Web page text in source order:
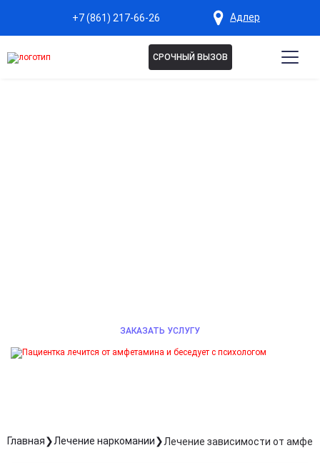
+7 (861) 217-66-26 Адлер
СРОЧНЫЙ ВЫЗОВ
ЗАКАЗАТЬ УСЛУГУ
Главная Лечение наркомании Лечение зависимости от